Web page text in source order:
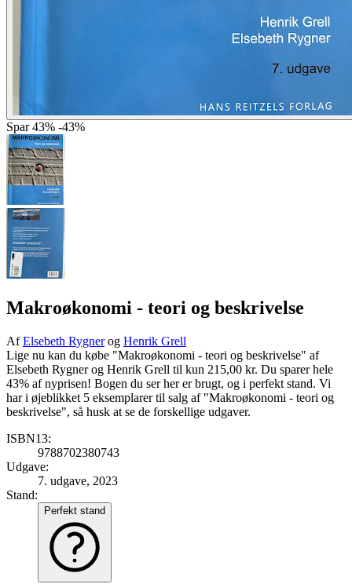
Spar 43% -43%
Makroøkonomi - teori og beskrivelse
AfElsebeth Rygnerog Henrik Grell
Lige nu kan du købe "Makroøkonomi - teori og beskrivelse" af
Elsebeth Rygner og Henrik Grell til kun 215,00 kr. Du sparer hele
43% af nyprisen! Bogen du ser her er brugt, og i perfekt stand. Vi
har i øjeblikket 5 eksemplarer til salg af "Makroøkonomi - teori og
beskrivelse", så husk at se de forskellige udgaver.
ISBN13:
9788702380743
Udgave:
7. udgave, 2023
Stand:
Perfekt stand